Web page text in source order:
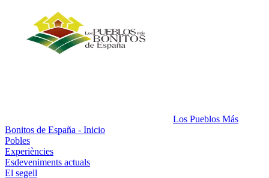
Los Pueblos Más
Bonitos de España - Inicio
Pobles
Experiències
Esdeveniments actuals
El segell